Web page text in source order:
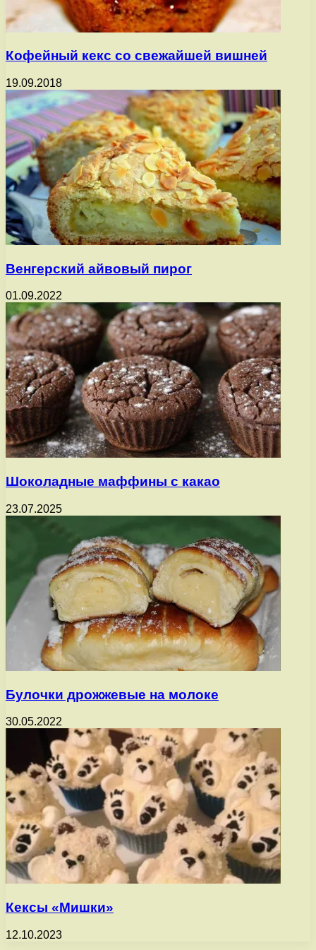
Кофейный кекс со свежайшей вишней
19.09.2018
Венгерский айвовый пирог
01.09.2022
Шоколадные маффины с какао
23.07.2025
Булочки дрожжевые на молоке
30.05.2022
Кексы «Мишки»
12.10.2023